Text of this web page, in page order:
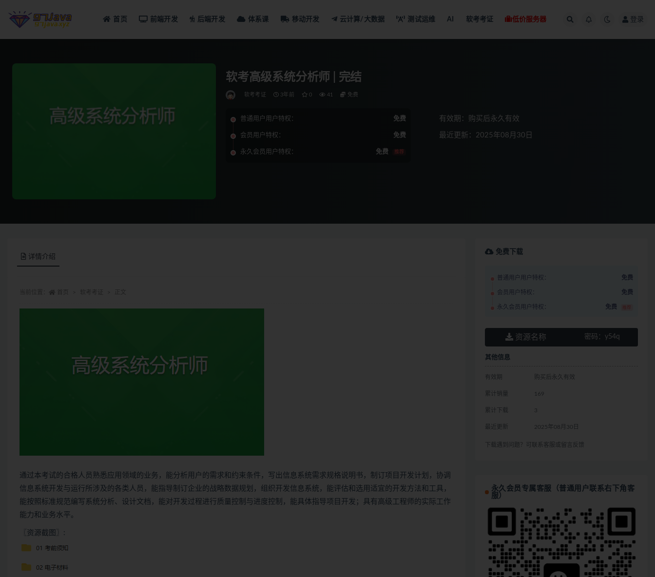
首页 前端开发 后端开发 体系课 移动开发 云计算/大数据 测试运维 AI 软考考证 低价服务器 登录
软考高级系统分析师 | 完结
软考考证 3年前 0 41 免费
普通用户用户特权： 免费
会员用户特权： 免费
永久会员用户特权： 免费 推荐
有效期：购买后永久有效
最近更新：2025年08月30日
详情介绍
通过本考试的合格人员熟悉应用领域的业务，能分析用户的需求和约束条件，写出信息系统需求规格说明书，制订项目开发计划，协调
信息系统开发与运行所涉及的各类人员，能指导制订企业的战略数据规划，组织开发信息系统，能评估和选用适宜的开发方法和工具，
能按照标准规范编写系统分析、设计文档，能对开发过程进行质量控制与进度控制，能具体指导项目开发；具有高级工程师的实际工作
能力和业务水平。
〖资源截图〗:
免费下载
普通用户用户特权： 免费
会员用户特权： 免费
永久会员用户特权： 免费 推荐
资源名称 密码： y54q
其他信息
有效期 购买后永久有效
累计销量 169
累计下载 3
最近更新 2025年08月30日
下载遇到问题？可联系客服或留言反馈
永久会员专属客服（普通用户联系右下角客
服）